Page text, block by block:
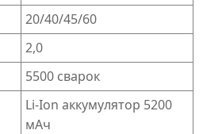
20/40/45/60
2,0
5500 сварок
Li-Ion аккумулятор 5200
мАч